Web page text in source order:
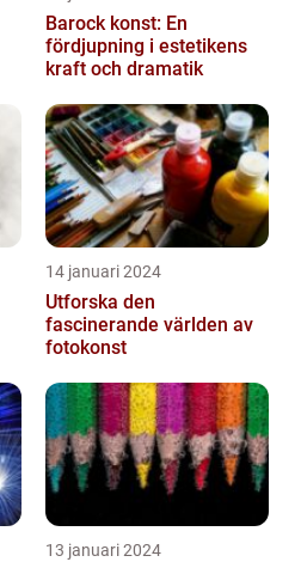
Barock konst: En
fördjupning i estetikens
kraft och dramatik
14 januari 2024
Utforska den
fascinerande världen av
fotokonst
13 januari 2024